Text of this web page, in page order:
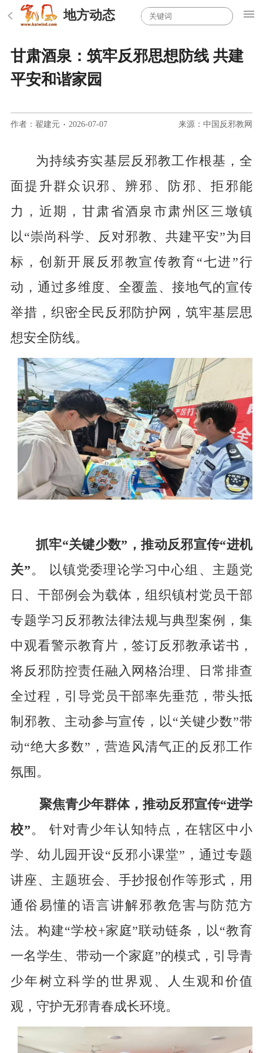
地方动态
甘肃酒泉：筑牢反邪思想防线 共建
平安和谐家园
作者：翟建元 · 2026-07-07 来源：中国反邪教网
为持续夯实基层反邪教工作根基，全
面提升群众识邪、辨邪、防邪、拒邪能
力，近期，甘肃省酒泉市肃州区三墩镇
以“崇尚科学、反对邪教、共建平安”为目
标，创新开展反邪教宣传教育“七进”行
动，通过多维度、全覆盖、接地气的宣传
举措，织密全民反邪防护网，筑牢基层思
想安全防线。
抓牢“关键少数”，推动反邪宣传“进机
关”。
以镇党委理论学习中心组、主题党
日、干部例会为载体，组织镇村党员干部
专题学习反邪教法律法规与典型案例，集
中观看警示教育片，签订反邪教承诺书，
将反邪防控责任融入网格治理、日常排查
全过程，引导党员干部率先垂范，带头抵
制邪教、主动参与宣传，以“关键少数”带
动“绝大多数”，营造风清气正的反邪工作
氛围。
聚焦青少年群体，推动反邪宣传“进学
校”。
针对青少年认知特点，在辖区中小
学、幼儿园开设“反邪小课堂”，通过专题
讲座、主题班会、手抄报创作等形式，用
通俗易懂的语言讲解邪教危害与防范方
法。构建“学校+家庭”联动链条，以“教育
一名学生、带动一个家庭”的模式，引导青
少年树立科学的世界观、人生观和价值
观，守护无邪青春成长环境。